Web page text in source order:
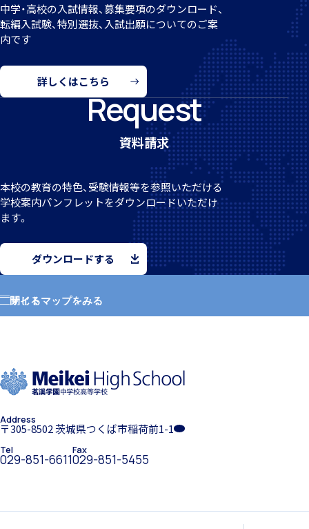
中学・高校の入試情報、募集要項のダウンロード、
転編入試験、特別選抜、入試出願についてのご案
内です
詳しくはこちら
Request
資料請求
本校の教育の特色、受験情報等を参照いただける
学校案内パンフレットをダウンロードいただけ
ます。
ダウンロードする
サイトマップをみる
閉じる
学校長挨拶
Address
〒305-8502 茨城県つくば市稲荷前1-1
Tel
029-851-6611
Fax
029-851-5455
国際バカロレア（IB）クラス
スーパーサイエンスハイスクール(SSH)
個人課題研究
国内・海外研修旅行